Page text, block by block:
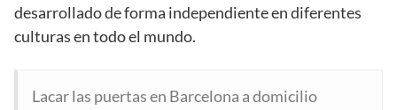
desarrollado de forma independiente en diferentes
culturas en todo el mundo.
Lacar las puertas en Barcelona a domicilio